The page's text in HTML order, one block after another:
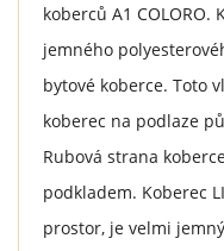
koberců A1 COLORO.
jemného
bytové koberce. Toto
koberec na podlaze
Rubová strana
podkladem. Koberec
prostor, je velmi